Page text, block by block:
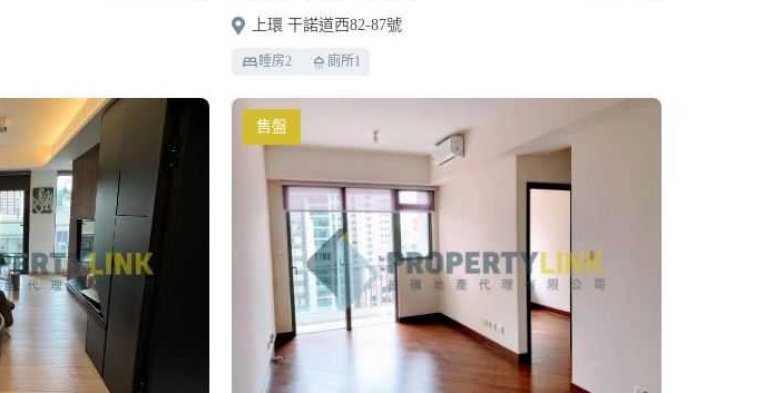
上環 干諾道西82-87號
睡房2 廁所1
售盤